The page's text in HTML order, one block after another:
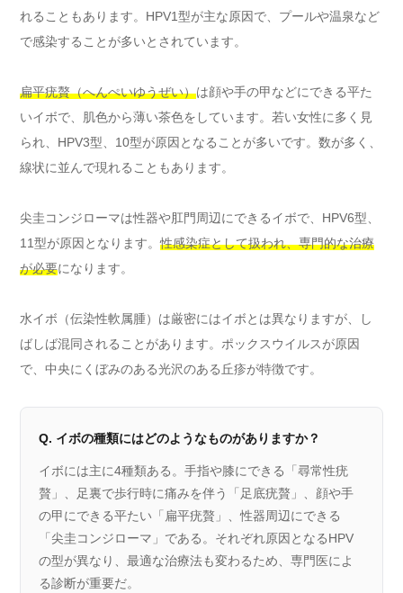
れることもあります。HPV1型が主な原因で、プールや温泉など
で感染することが多いとされています。
扁平疣贅（へんぺいゆうぜい）は顔や手の甲などにできる平た
いイボで、肌色から薄い茶色をしています。若い女性に多く見
られ、HPV3型、10型が原因となることが多いです。数が多く、
線状に並んで現れることもあります。
尖圭コンジローマは性器や肛門周辺にできるイボで、HPV6型、
11型が原因となります。性感染症として扱われ、専門的な治療
が必要になります。
水イボ（伝染性軟属腫）は厳密にはイボとは異なりますが、し
ばしば混同されることがあります。ポックスウイルスが原因
で、中央にくぼみのある光沢のある丘疹が特徴です。
Q. イボの種類にはどのようなものがありますか？
イボには主に4種類ある。手指や膝にできる「尋常性疣
贅」、足裏で歩行時に痛みを伴う「足底疣贅」、顔や手
の甲にできる平たい「扁平疣贅」、性器周辺にできる
「尖圭コンジローマ」である。それぞれ原因となるHPV
の型が異なり、最適な治療法も変わるため、専門医によ
る診断が重要だ。